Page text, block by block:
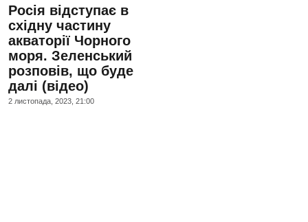
Росія відступає в
східну частину
акваторії Чорного
моря. Зеленський
розповів, що буде
далі (відео)
2 листопада, 2023, 21:00